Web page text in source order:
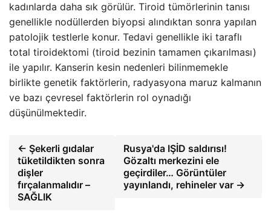
kadınlarda daha sık görülür. Tiroid tümörlerinin tanısı
genellikle nodüllerden biyopsi alındıktan sonra yapılan
patolojik testlerle konur. Tedavi genellikle iki taraflı
total tiroidektomi (tiroid bezinin tamamen çıkarılması)
ile yapılır. Kanserin kesin nedenleri bilinmemekle
birlikte genetik faktörlerin, radyasyona maruz kalmanın
ve bazı çevresel faktörlerin rol oynadığı
düşünülmektedir.
← Şekerli gıdalar
tüketildikten sonra
dişler
fırçalanmalıdır –
SAĞLIK
Rusya'da IŞİD saldırısı!
Gözaltı merkezini ele
geçirdiler… Görüntüler
yayınlandı, rehineler var →